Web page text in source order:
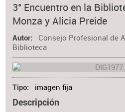
3° Encuentro en la
Monza y Alicia Preide
Autor
Consejo Profesional de
Biblioteca
Tipo imagen fija
Descripción